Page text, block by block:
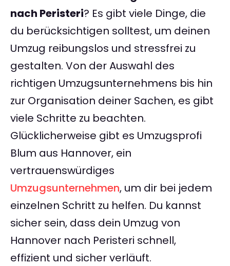
nach Peristeri? Es gibt viele Dinge, die
du berücksichtigen solltest, um deinen
Umzug reibungslos und stressfrei zu
gestalten. Von der Auswahl des
richtigen Umzugsunternehmens bis hin
zur Organisation deiner Sachen, es gibt
viele Schritte zu beachten.
Glücklicherweise gibt es Umzugsprofi
Blum aus Hannover, ein
vertrauenswürdiges
Umzugsunternehmen, um dir bei jedem
einzelnen Schritt zu helfen. Du kannst
sicher sein, dass dein Umzug von
Hannover nach Peristeri schnell,
effizient und sicher verläuft.